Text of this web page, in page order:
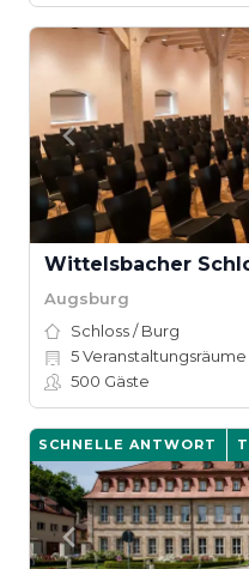
Wittelsbacher
Augsburg
Schloss / Burg
5Veranstaltungsräume
500 Gäste
SCHNELLE ANTWORT